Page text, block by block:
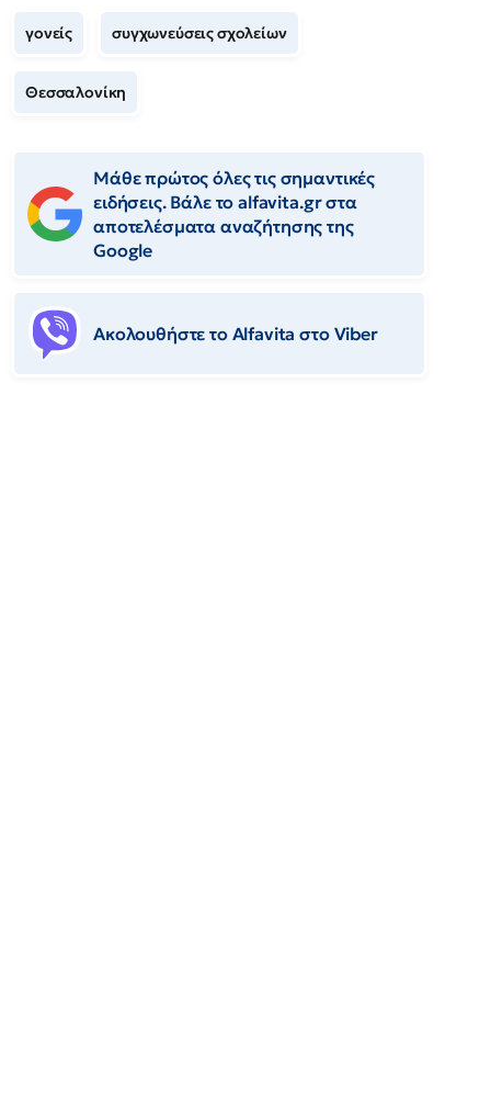
γονείς συγχωνεύσεις σχολείων
Θεσσαλονίκη
Μάθε πρώτος όλες τις σημαντικές
ειδήσεις. Βάλε το alfavita.gr στα
αποτελέσματα αναζήτησης της
Google
Ακολουθήστε το Αlfavita στο Viber